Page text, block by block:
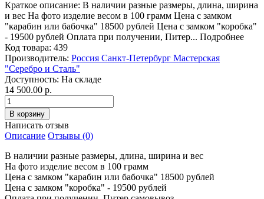
Краткое описание: В наличии разные размеры, длина, ширина
и вес На фото изделие весом в 100 грамм Цена с замком
"карабин или бабочка" 18500 рублей Цена с замком "коробка"
- 19500 рублей Оплата при получении, Питер... Подробнее
Код товара: 439
Производитель: Россия Санкт-Петербург Мастерская
"Серебро и Сталь"
Доступность: На складе
14 500.00 р.
Написать отзыв
Описание Отзывы (0)
В наличии разные размеры, длина, ширина и вес
На фото изделие весом в 100 грамм
Цена с замком "карабин или бабочка" 18500 рублей
Цена с замком "коробка" - 19500 рублей